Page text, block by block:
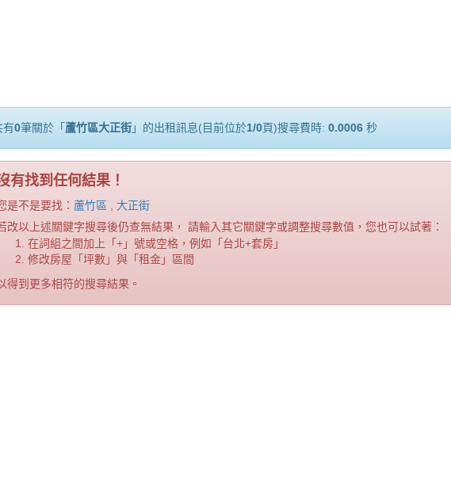
有0筆關於「 蘆竹區大正街」的出租訊息(目前位於1/0頁)搜尋費時: 0.0006 秒
有找到任何結果！
是不是要找： 蘆竹區 , 大正街
改以上述關鍵字搜尋後仍查無結果， 請輸入其它關鍵字或調整搜尋數值，您也可以試著：
在詞組之間加上「+」號或空格，例如「台北+套房」
修改房屋「坪數」與「租金」區間
得到更多相符的搜尋結果。